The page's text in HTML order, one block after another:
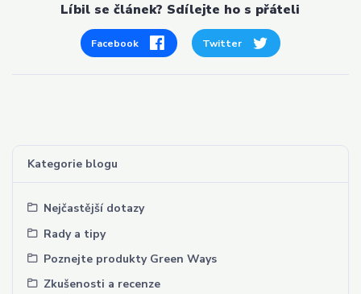
Kategorie blogu
Nejčastější dotazy
Rady a tipy
Poznejte produkty Green Ways
Zkušenosti a recenze
Líbil se článek? Sdílejte ho s přáteli
Facebook Twitter